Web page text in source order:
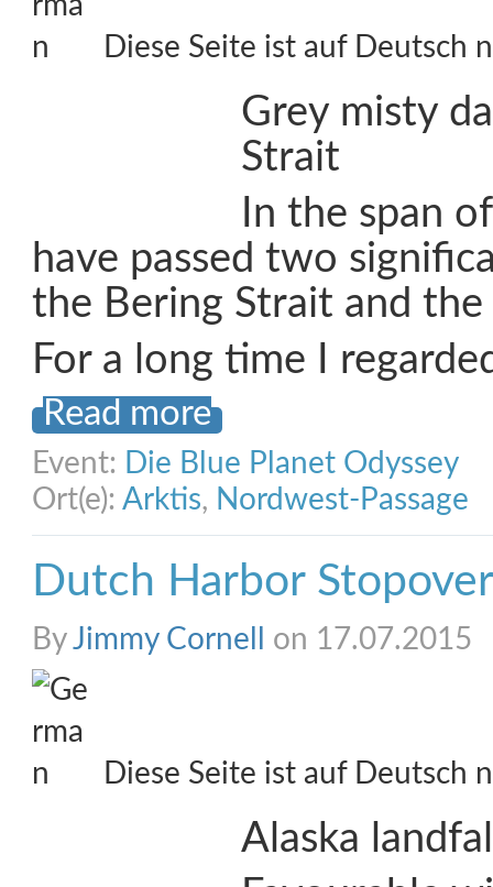
Diese Seite ist auf Deutsch
Grey misty
Strait
In the span
have passed two
the Bering Strait and
For a long time I
Read more
Event: Die Blue Planet Odyssey
Ort(e): Arktis, Nordwest-Passage
Dutch Harbor Stopover
ByJimmy Cornell on 17.07.2015
Diese Seite ist auf Deutsch
Alaska